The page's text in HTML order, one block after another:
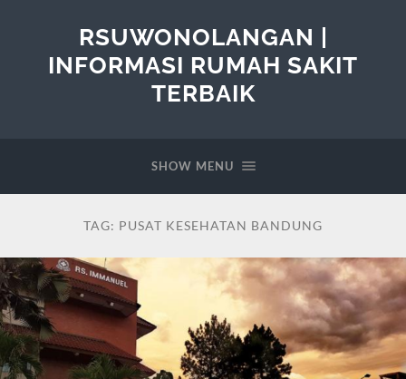
RSUWONOLANGAN |
INFORMASI RUMAH SAKIT
TERBAIK
SHOW MENU
TAG: PUSAT KESEHATAN BANDUNG